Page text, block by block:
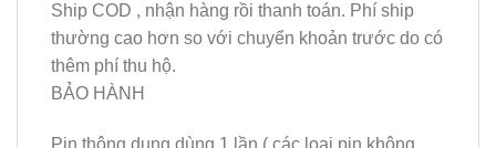
Ship COD , nhận hàng rồi thanh toán. Phí ship
thường cao hơn so với chuyển khoản trước do có
thêm phí thu hộ.
BẢO HÀNH
Pin thông dụng dùng 1 lần ( các loại pin không